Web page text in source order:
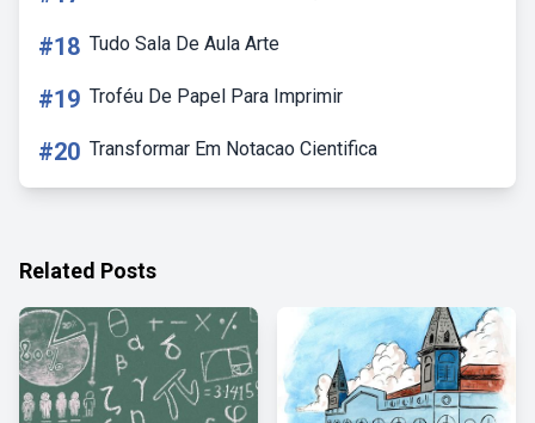
#18 Tudo Sala De Aula Arte
#19 Troféu De Papel Para Imprimir
#20 Transformar Em Notacao Cientifica
Related Posts